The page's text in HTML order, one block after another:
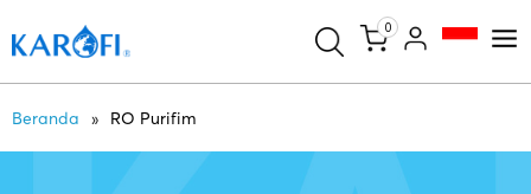
0
Beranda RO Purifim